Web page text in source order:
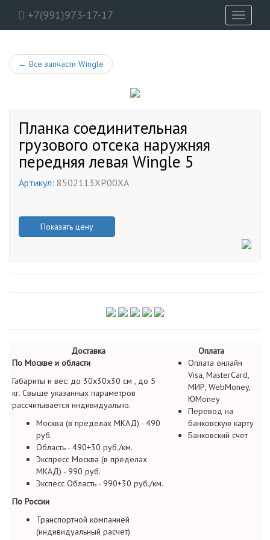
+7(991)973-17-17
Toggle
← Все запчасти Wingle
Планка соединительная
грузового отсека наружняя
передняя левая Wingle 5
Артикул: 8502113XP00XA
Показать цену
Доставка
Оплата
По Москве и области
Габариты и вес: до 30х30х30 см , до 5
кг. Свыше указанных параметров
рассчитывается индивидуально.
Москва (в пределах МКАД) - 490
руб.
Область - 490+30 руб./км.
Экспресс Москва (в пределах
МКАД) - 990 руб.
Экспесс Область - 990+30 руб./км.
По России
Транспортной компанией
(индивидуальный расчет)
Оплата онлайн
Visa, MasterCard,
МИР, WebMoney,
ЮMoney
Перевод на
банковскую карту
Банковский счет